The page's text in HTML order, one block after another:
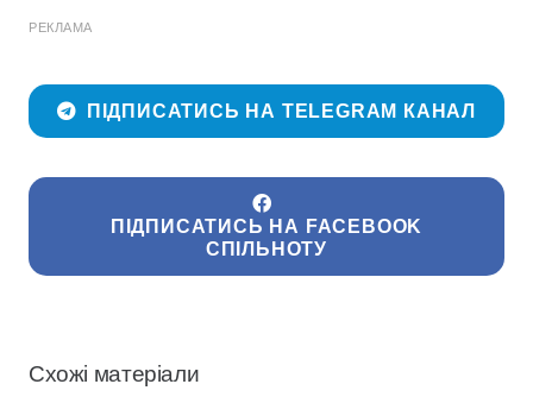
РЕКЛАМА
ПІДПИСАТИСЬ НА TELEGRAM КАНАЛ
ПІДПИСАТИСЬ НА FACEBOOK
СПІЛЬНОТУ
Схожі матеріали